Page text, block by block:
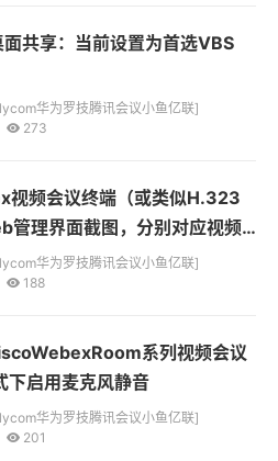
共享：当前设置为首选VBS
华为罗技腾讯会议小鱼亿联]
273
视频会议终端（或类似H.323
管理界面截图，分别对应视频
频设置华为罗技腾讯会议小鱼亿联]
188
系列视频会议
下启用麦克风静音
华为罗技腾讯会议小鱼亿联]
201